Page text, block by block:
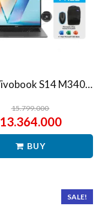
ASUS Vivobook S14 M3407HA Ryzen 7 260 1TB SSD 16GB WUXGA IPS Win11+OHS
15.799.000
13.364.000
BUY
SALE!